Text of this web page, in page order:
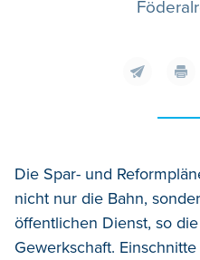
Die Spar- und
nicht nur die Bahn,
öffentlichen Dienst, so
Gewerkschaft.